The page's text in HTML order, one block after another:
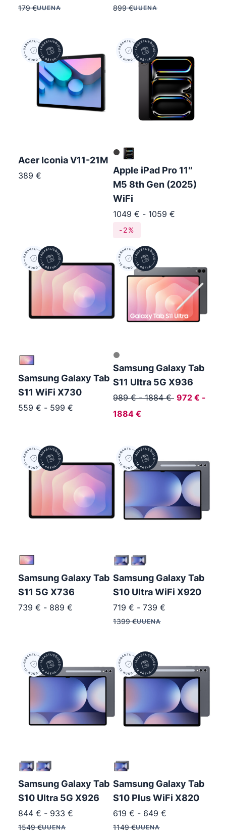
179€UUENA 899€UUENA
Acer Iconia V11-21M
389 €
Apple iPad Pro 11″
M5 8th Gen (2025)
WiFi
1049 € - 1059 €
Samsung Galaxy Tab
S11 WiFi X730
559 € - 599 €
-2%
Samsung Galaxy Tab
S11 Ultra 5G X936
989€-1884€ 972 € -
1884 €
Samsung Galaxy Tab
S11 5G X736
739 € - 889 €
Samsung Galaxy Tab
S10 Ultra WiFi X920
719 € - 739 €
1399€UUENA
Samsung Galaxy Tab
S10 Ultra 5G X926
844 € - 933 €
1549€UUENA
Samsung Galaxy Tab
S10 Plus WiFi X820
619 € - 649 €
1149€UUENA